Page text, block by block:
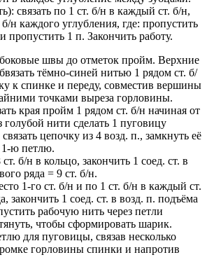
связать по 1 ст. б/н в каждый ст. б/н,
н каждого углубления, где: пропустить
пропустить 1 п. Закончить работу.
швы до отметок пройм. Верхние
тёмно-синей нитью 1 рядом ст. б/
к спинке и переду, совместив вершины
точками выреза горловины.
края пройм 1 рядом ст. б/н начиная от
нити сделать 1 пуговицу
цепочку из 4 возд. п., замкнуть её
1-ю петлю.
б/н в кольцо, закончить 1 соед. ст. в
ряда = 9 ст. б/н.
1-го ст. б/н и по 1 ст. б/н в каждый ст.
закончить 1 соед. ст. в возд. п. подъёма
рабочую нить через петли
чтобы сформировать шарик.
для пуговицы, связав несколько
горловины спинки и напротив